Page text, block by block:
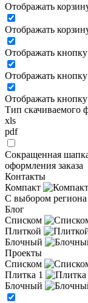
Отображать
Отображать
Отображать
Отображать
Отображать
Тип скачиваемого
xls
pdf
Сокращенная
оформления заказа
Контакты
Компакт
С выбором региона
Блог
Списком
Плиткой
Блочный
Проекты
Списком
Плитка 1
Блочный